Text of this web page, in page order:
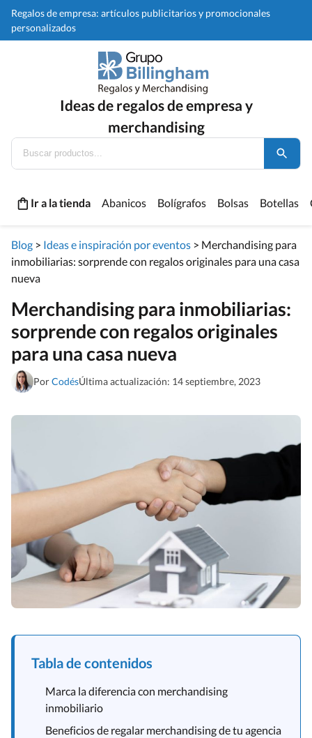
Regalos de empresa: artículos publicitarios y promocionales
personalizados
Ideas de regalos de empresa y
merchandising
Ir a la tienda Abanicos Bolígrafos Bolsas Botellas
Blog > Ideas e inspiración por eventos > Merchandising para
inmobiliarias: sorprende con regalos originales para una casa
nueva
Merchandising para inmobiliarias:
sorprende con regalos originales
para una casa nueva
PorCodésÚltima actualización: 14 septiembre, 2023
Tabla de contenidos
Marca la diferencia con merchandising
inmobiliario
Beneficios de regalar merchandising de tu agencia